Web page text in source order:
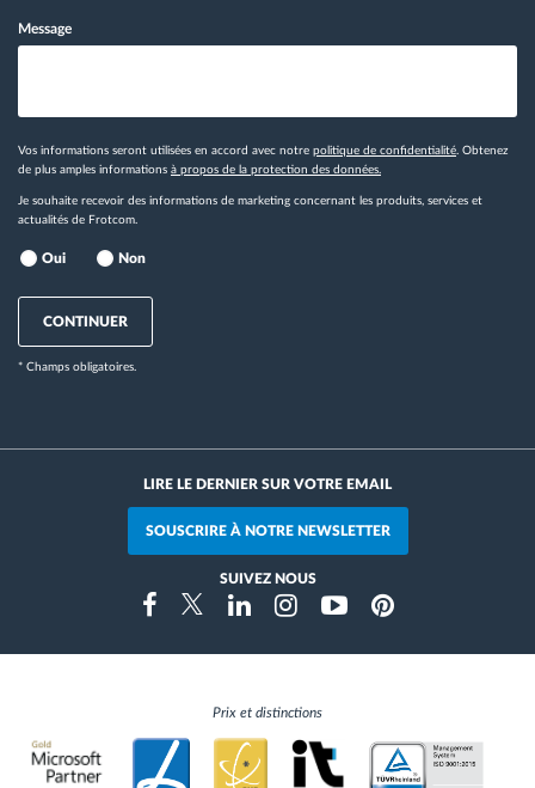
Message
Vos informations seront utilisées en accord avec notre politique de confidentialité . Obtenez
de plus amples informations à propos de la protection des données.
Je souhaite recevoir des informations de marketing concernant les produits, services et
actualités de Frotcom.
Oui Non
CONTINUER
* Champs obligatoires.
LIRE LE DERNIER SUR VOTRE EMAIL
SOUSCRIRE À NOTRE NEWSLETTER
SUIVEZ NOUS
FacebookTwitterLinkedinInstragramYoutubePinterest
Prix et distinctions